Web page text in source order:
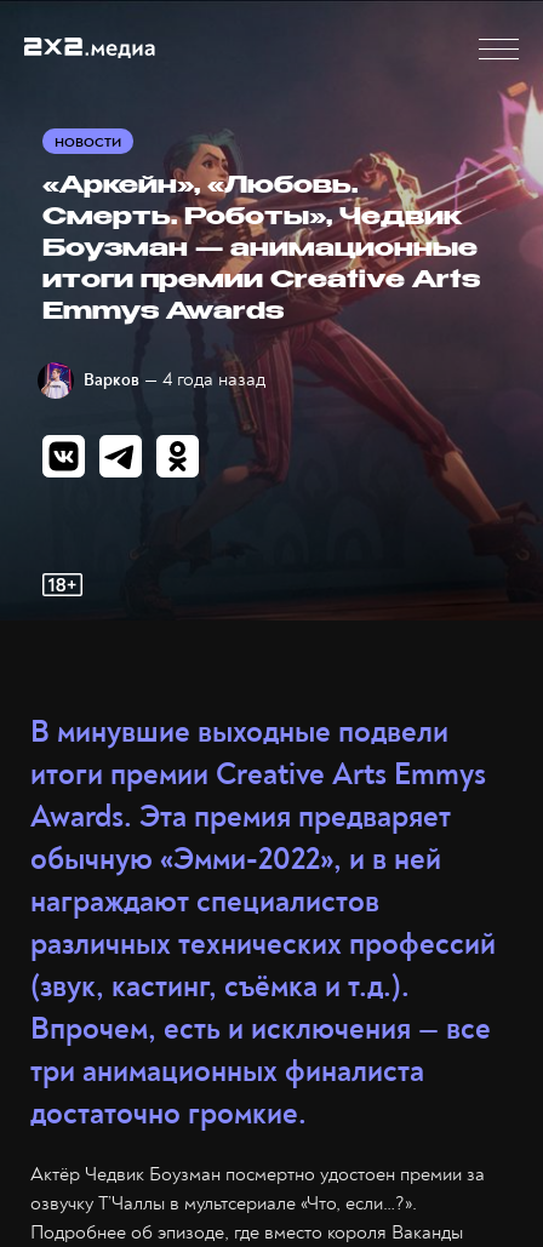
НОВОСТИ
«Аркейн», «Любовь.
Смерть. Роботы», Чедвик
Боузман — анимационные
итоги премии Creative Arts
Emmys Awards
Варков — 4 года назад
В минувшие выходные подвели
итоги премии Creative Arts Emmys
Awards. Эта премия предваряет
обычную «Эмми-2022», и в ней
награждают специалистов
различных технических профессий
(звук, кастинг, съёмка и т.д.).
Впрочем, есть и исключения — все
три анимационных финалиста
достаточно громкие.
Актёр Чедвик Боузман посмертно удостоен премии за
озвучку Т’Чаллы в мультсериале «Что, если…?».
Подробнее об эпизоде, где вместо короля Ваканды